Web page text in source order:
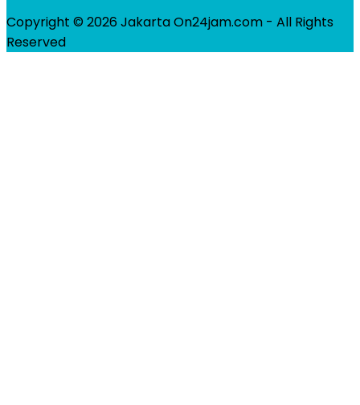
Copyright © 2026 Jakarta On24jam.com - All Rights
Reserved